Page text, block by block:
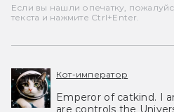
Если вы нашли опечатку,
текста и нажмите Ctrl+Enter.
Кот-император
Emperor of catkind. I
are controls the